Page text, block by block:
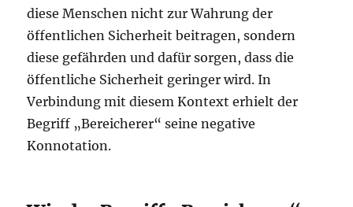
diese Menschen nicht zur Wahrung der
öffentlichen Sicherheit beitragen, sondern
diese gefährden und dafür sorgen, dass die
öffentliche Sicherheit geringer wird. In
Verbindung mit diesem Kontext erhielt der
Begriff „Bereicherer“ seine negative
Konnotation.